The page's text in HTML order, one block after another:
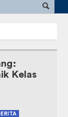
Kelas